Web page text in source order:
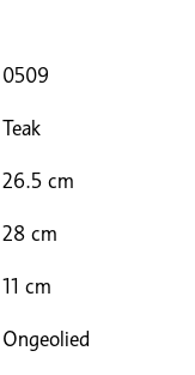
0509
Teak
26.5 cm
28 cm
11 cm
Ongeolied